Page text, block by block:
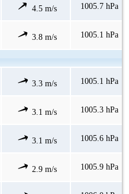
4.5 m/s 1005.7 hPa
3.8 m/s 1005.1 hPa
3.3 m/s 1005.1 hPa
3.1 m/s 1005.3 hPa
3.1 m/s 1005.6 hPa
2.9 m/s 1005.9 hPa